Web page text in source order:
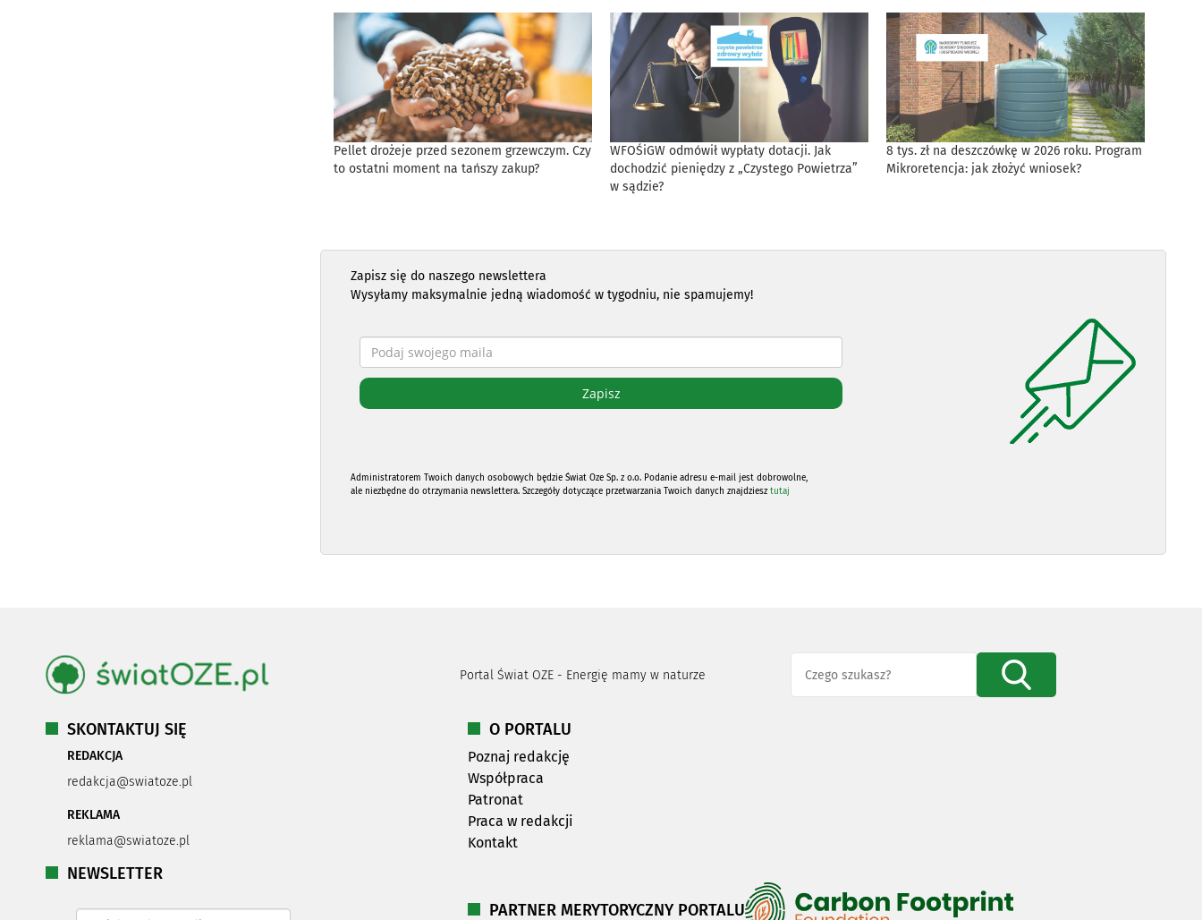
Pellet drożeje przed sezonem grzewczym. Czy
to ostatni moment na tańszy zakup?
WFOŚiGW odmówił wypłaty dotacji. Jak
dochodzić pieniędzy z „Czystego Powietrza”
w sądzie?
8 tys. zł na deszczówkę w 2026 roku. Program
Mikroretencja: jak złożyć wniosek?
Zapisz się do naszego newslettera
Wysyłamy maksymalnie jedną wiadomość w tygodniu, nie spamujemy!
Administratorem Twoich danych osobowych będzie Świat Oze Sp. z o.o. Podanie adresu e-mail jest dobrowolne,
ale niezbędne do otrzymania newslettera. Szczegóły dotyczące przetwarzania Twoich danych znajdziesztutaj
Portal Świat OZE - Energię mamy w naturze
SKONTAKTUJ SIĘ
REDAKCJA
redakcja@swiatoze.pl
REKLAMA
reklama@swiatoze.pl
NEWSLETTER
O PORTALU
Poznaj redakcję
Współpraca
Patronat
Praca w redakcji
Kontakt
PARTNER MERYTORYCZNY PORTALU